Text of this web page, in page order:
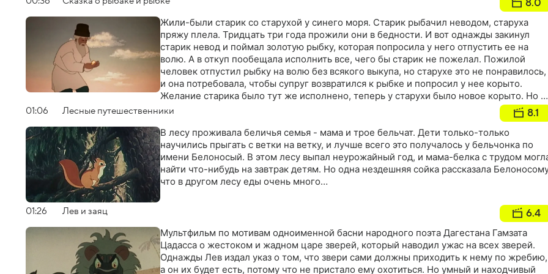
8.0
Жили-были старик со старухой у синего моря. Старик рыбачил неводом, старуха
пряжу плела. Тридцать три года прожили они в бедности. И вот однажды закинул
старик невод и поймал золотую рыбку, которая попросила у него отпустить ее на
волю. А в откуп пообещала исполнить все, чего бы старик не пожелал. Пожилой
человек отпустил рыбку на волю без всякого выкупа, но старухе это не понравилось,
и она потребовала, чтобы супруг возвратился к рыбке и попросил у нее корыто.
Желание старика было тут же исполнено, теперь у старухи было новое корыто. Но ей
тут же захотелось еще и красивую новую избу…
01:06 Лесные путешественники 8.1
В лесу проживала беличья семья - мама и трое бельчат. Дети только-только
научились прыгать с ветки на ветку, и лучше всего это получалось у бельчонка по
имени Белоносый. В этом лесу выпал неурожайный год, и мама-белка с трудом
найти что-нибудь на завтрак детям. Но одна нездешняя сойка рассказала
что в другом лесу еды очень много…
01:26 Лев и заяц 6.4
Мультфильм по мотивам одноименной басни народного поэта Дагестана Гамзата
Цадасса о жестоком и жадном царе зверей, который наводил ужас на всех зверей.
Однажды Лев издал указ о том, что звери сами должны приходить к нему по жребию,
а он их будет есть, потому что не пристало ему охотиться. Но умный и находчивый